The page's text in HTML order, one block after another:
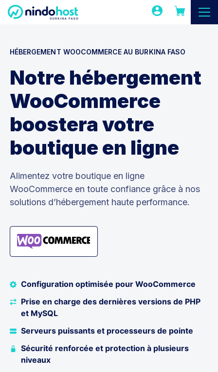
HÉBERGEMENT WOOCOMMERCE AU BURKINA FASO
Notre hébergement
WooCommerce
boostera votre
boutique en ligne
Alimentez votre boutique en ligne
WooCommerce en toute confiance grâce à nos
solutions d’hébergement haute performance.
Configuration optimisée pour WooCommerce
Prise en charge des dernières versions de PHP
et MySQL
Serveurs puissants et processeurs de pointe
Sécurité renforcée et protection à plusieurs
niveaux